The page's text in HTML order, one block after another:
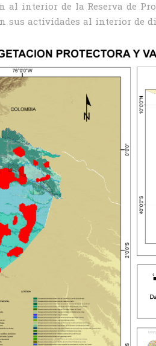
interior de la Reserva de
sus actividades al interior de